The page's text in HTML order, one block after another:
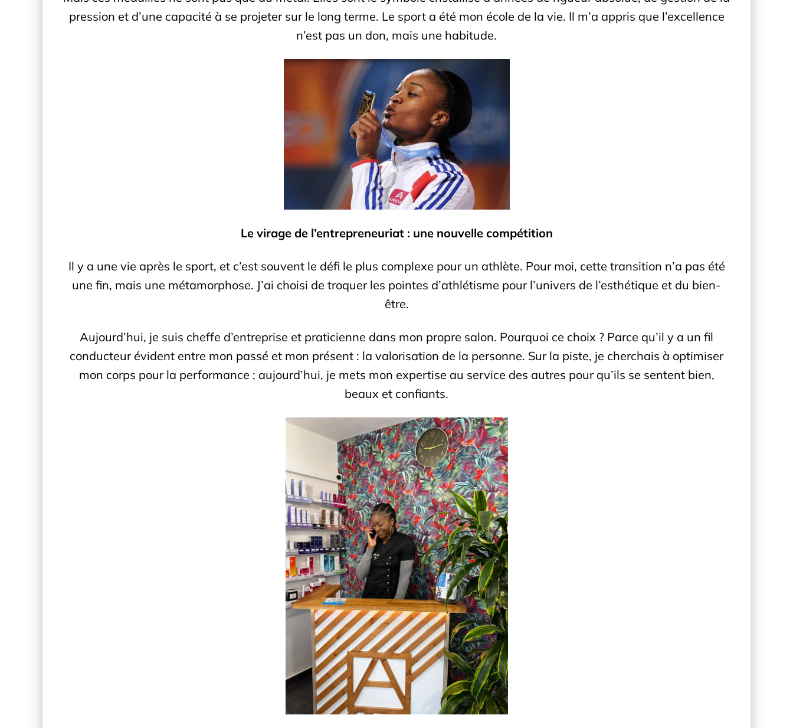
pression et d’une capacité à se projeter sur le long terme. Le sport a été mon école de la vie. Il m’a appris que l’excellence
n’est pas un don, mais une habitude.
Le virage de l’entrepreneuriat : une nouvelle compétition
Il y a une vie après le sport, et c’est souvent le défi le plus complexe pour un athlète. Pour moi, cette transition n’a pas été
une fin, mais une métamorphose. J’ai choisi de troquer les pointes d’athlétisme pour l’univers de l’esthétique et du bien-
être.
Aujourd’hui, je suis cheffe d’entreprise et praticienne dans mon propre salon. Pourquoi ce choix ? Parce qu’il y a un fil
conducteur évident entre mon passé et mon présent : la valorisation de la personne. Sur la piste, je cherchais à optimiser
mon corps pour la performance ; aujourd’hui, je mets mon expertise au service des autres pour qu’ils se sentent bien,
beaux et confiants.